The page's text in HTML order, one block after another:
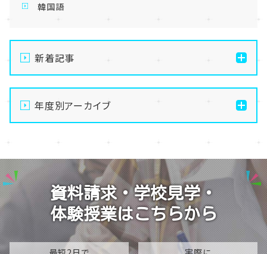
韓国語
新着記事
【名古屋】🌻8/21(金)・8/22(土)開催💛夏の
OpenSchoolご案内🌻
【名古屋】🌺転入生・編入生 出願受付中🌺
【名古屋】🍋8/1(土)夏Open School開催🍋
【名古屋】🎐2026年・夏季閉校期間のお知らせ🎐
年度別アーカイブ
2025
2024
2023
2021
資料請求・学校見学・
体験授業はこちらから